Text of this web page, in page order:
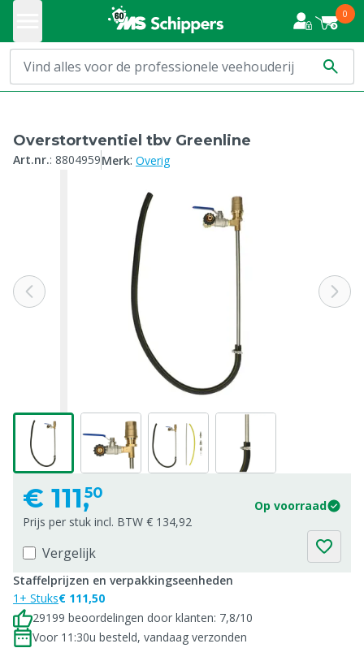
0
Overstortventiel tbv Greenline
Art.nr.: 8804959Merk: Overig
€ 111,50
Op voorraad
Prijs per stuk incl. BTW € 134,92
Vergelijk
Staffelprijzen en verpakkingseenheden
1+ Stuks€ 111,50
29199 beoordelingen door klanten: 7,8/10
Voor 11:30u besteld, vandaag verzonden